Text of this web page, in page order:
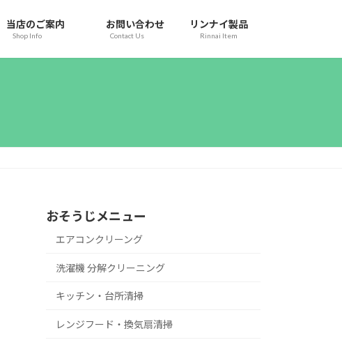
当店のご案内
Shop Info
お問い合わせ
Contact Us
リンナイ製品
Rinnai Item
おそうじメニュー
エアコンクリーング
洗濯機 分解クリーニング
キッチン・台所清掃
レンジフード・換気扇清掃